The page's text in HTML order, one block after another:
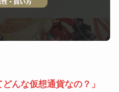
どんな仮想通貨なの？」